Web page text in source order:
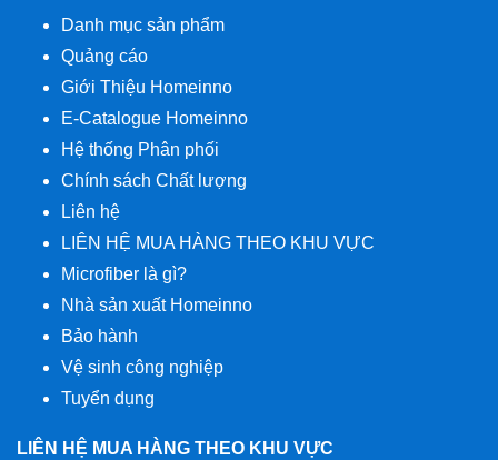
Danh mục sản phẩm
Quảng cáo
Giới Thiệu Homeinno
E-Catalogue Homeinno
Hệ thống Phân phối
Chính sách Chất lượng
Liên hệ
LIÊN HỆ MUA HÀNG THEO KHU VỰC
Microfiber là gì?
Nhà sản xuất Homeinno
Bảo hành
Vệ sinh công nghiệp
Tuyển dụng
LIÊN HỆ MUA HÀNG THEO KHU VỰC